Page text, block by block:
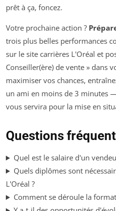
prêt à ça, foncez.
Votre prochaine action ?
trois plus belles performances
sur le site carrières L'Oréal et
Conseiller(ère) de vente » dans
maximiser vos chances,
un ami en moins de 3 minutes
vous servira pour la mise en
Questions
Quel est le salaire d'un
Quels diplômes sont
L'Oréal ?
Comment se déroule la